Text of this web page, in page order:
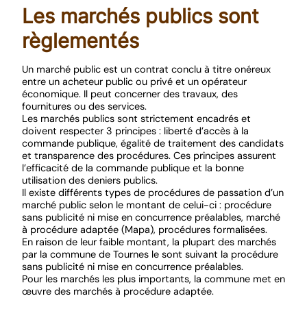
Les marchés publics sont
règlementés
Un marché public est un contrat conclu à titre onéreux
entre un acheteur public ou privé et un opérateur
économique. Il peut concerner des travaux, des
fournitures ou des services.
Les marchés publics sont strictement encadrés et
doivent respecter 3 principes : liberté d’accès à la
commande publique, égalité de traitement des candidats
et transparence des procédures. Ces principes assurent
l’efficacité de la commande publique et la bonne
utilisation des deniers publics.
Il existe différents types de procédures de passation d’un
marché public selon le montant de celui-ci : procédure
sans publicité ni mise en concurrence préalables, marché
à procédure adaptée (Mapa), procédures formalisées.
En raison de leur faible montant, la plupart des marchés
par la commune de Tournes le sont suivant la procédure
sans publicité ni mise en concurrence préalables.
Pour les marchés les plus importants, la commune met en
œuvre des marchés à procédure adaptée.